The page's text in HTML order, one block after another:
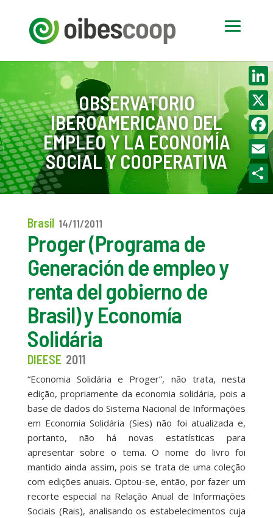
OBSERVATORIO
IBEROAMERICANO DEL
EMPLEO Y LA ECONOMÍA
SOCIAL Y COOPERATIVA
Brasil 14/11/2011
Proger (Programa de
Generación de empleo y
renta del gobierno de
Brasil) y Economía
Solidária
DIEESE 2011
“Economia Solidária e Proger”, não trata, nesta
edição, propriamente da economia solidária, pois a
base de dados do Sistema Nacional de Informações
em Economia Solidária (Sies) não foi atualizada e,
portanto, não há novas estatísticas para
apresentar sobre o tema. O nome do livro foi
mantido ainda assim, pois se trata de uma coleção
com edições anuais. Optou-se, então, por fazer um
recorte especial na Relação Anual de Informações
Sociais (Rais), analisando os estabelecimentos cuja
X
Email